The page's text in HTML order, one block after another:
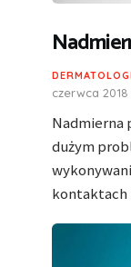
czerwca 2018
Nadmierna
dużym